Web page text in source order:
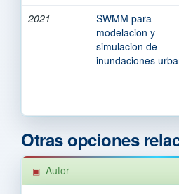
2021
SWMM para
modelacion y
simulacion de
inundaciones
Otras opciones
Autor